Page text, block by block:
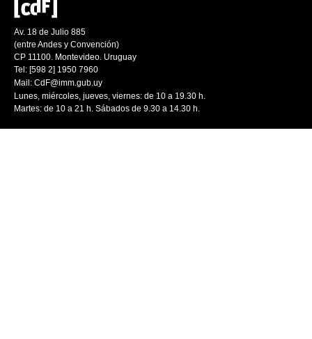
Av. 18 de Julio 885
(entre Andes y Convención)
CP 11100. Montevideo. Uruguay
Tel: [598 2] 1950 7960
Mail: CdF@imm.gub.uy
Lunes, miércoles, jueves, viernes: de 10 a 19.30 h.
Martes: de 10 a 21 h. Sábados de 9.30 a 14.30 h.